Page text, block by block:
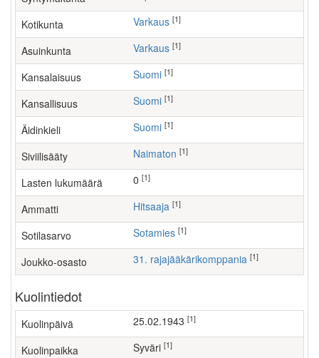
Kotikunta Varkaus [1]
Asuinkunta Varkaus [1]
Kansalaisuus Suomi [1]
Kansallisuus Suomi [1]
Äidinkieli Suomi [1]
Siviilisääty Naimaton [1]
Lasten lukumäärä [1]
Ammatti hitsaaja [1]
Sotilasarvo Sotamies [1]
Joukko-osasto 31. rajajääkärikomppania [1]
Kuolintiedot
Kuolinpäivä 25.02.1943 [1]
Kuolinpaikka Syväri [1]